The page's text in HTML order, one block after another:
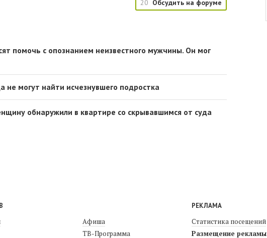
20 Обсудить на форуме
помочь с опознанием неизвестного мужчины. Он мог
не могут найти исчезнувшего подростка
обнаружили в квартире со скрывавшимся от суда
Афиша
ТВ-Программа
РЕКЛАМА
Статистика посещений
Размещение рекламы